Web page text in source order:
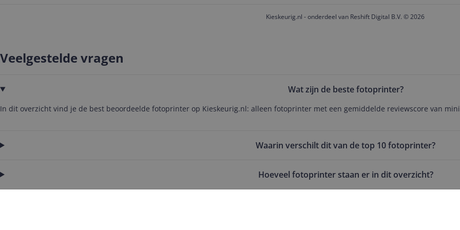
Kieskeurig.nl - onderdeel van Reshift Digital B.V. © 2026
Veelgestelde vragen
Wat zijn de beste fotoprinter?
In dit overzicht vind je de best beoordeelde fotoprinter op Kieskeurig.nl: alleen fotoprinter met een gemiddelde reviewscore van
Waarin verschilt dit van de top 10 fotoprinter?
Hoeveel fotoprinter staan er in dit overzicht?